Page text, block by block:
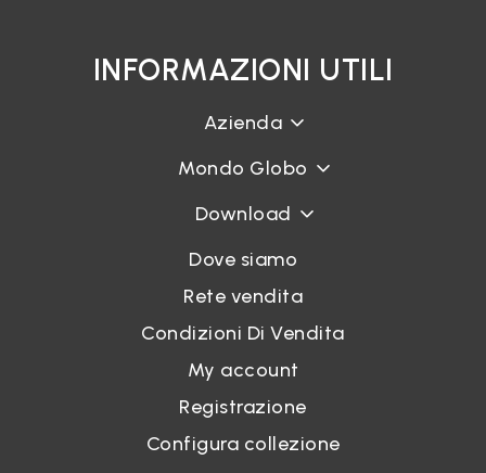
INFORMAZIONI UTILI
Azienda
Mondo Globo
Download
Dove siamo
Rete vendita
Condizioni Di Vendita
My account
Registrazione
Configura collezione